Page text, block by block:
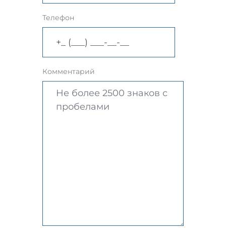
Телефон
Комментарий